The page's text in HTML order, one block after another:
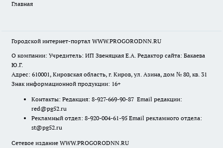
Главная
Городской интернет-портал WWW.PROGORODNN.RU
О компании: Учредитель: ИП Звеняцкая Е.А. Редактор сайта: Бакаева
Ю.Г.
Адрес: 610001, Кировская область, г. Киров, ул. Азина, дом № 80, кв. 31
Знак информационной продукции: 16+
Контакты: Редакция: 8-927-669-90-87 Email редакции:
red@pg52.ru
Рекламный отдел: 8-920-004-61-95 Email рекламного отдела:
st@pg52.ru
Сетевое издание WWW.PROGORODNN.RU